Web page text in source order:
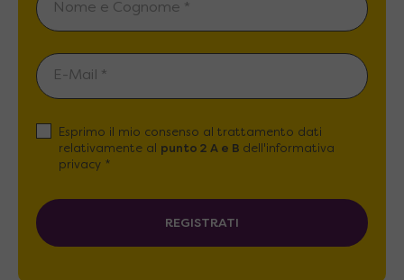
Esprimo il mio consenso al trattamento dati
relativamente al punto 2 A e B dell'informativa
privacy *
REGISTRATI